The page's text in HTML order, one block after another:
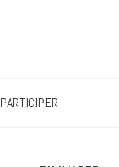
PARTICIPER